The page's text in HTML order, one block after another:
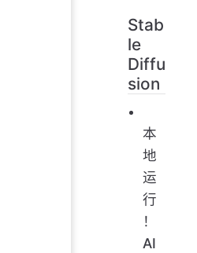
Stab
le
Diffu
sion
本
地
运
行
！
AI